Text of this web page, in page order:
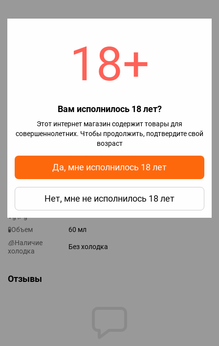
18+
Вам исполнилось 18 лет?
Этот интернет магазин содержит товары для
совершеннолетних. Чтобы продолжить, подтвердите свой
возраст
Да, мне исполнилось 18 лет
Нет, мне не исполнилось 18 лет
если не добавить никобустер, получим 0 мг, без никотина;
если добавить половину, получим 1.5 мг;
если добавить весь, получим 3 мг.
подождать 2-5 дней, но парить можно сразу.
Характеристики
вкуса
🍒Фруктово-ягодные
🌏Страна
производитель
🔄Соотношение
Vg\Pg
70\30
🧪Объем
60 мл
🧊Наличие
холодка
Без холодка
Отзывы